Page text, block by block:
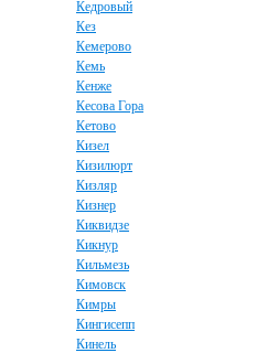
Кедровый
Кез
Кемерово
Кемь
Кенже
Кесова Гора
Кетово
Кизел
Кизилюрт
Кизляр
Кизнер
Киквидзе
Кикнур
Кильмезь
Кимовск
Кимры
Кингисепп
Кинель